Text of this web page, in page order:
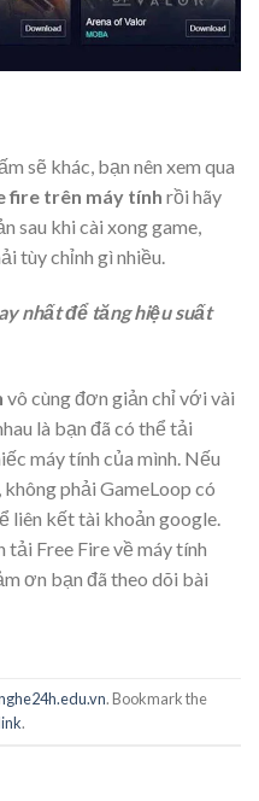
sẽ khác, bạn nên xem qua
fire trên máy tính rồi hãy
sau khi cài xong game,
tùy chỉnh gì nhiều.
nhất để tăng hiệu suất
vô cùng đơn giản chỉ với vài
là bạn đã có thể tải
máy tính của mình. Nếu
phải GameLoop có
liên kết tài khoản google.
tải Free Fire về máy tính
ơn bạn đã theo dõi bài
. Bookmark the
.